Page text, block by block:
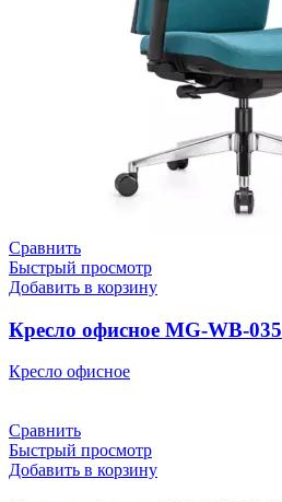
Сравнить
Быстрый просмотр
Добавить в корзину
Кресло офисное MG-WB-035
Кресло офисное
Сравнить
Быстрый просмотр
Добавить в корзину